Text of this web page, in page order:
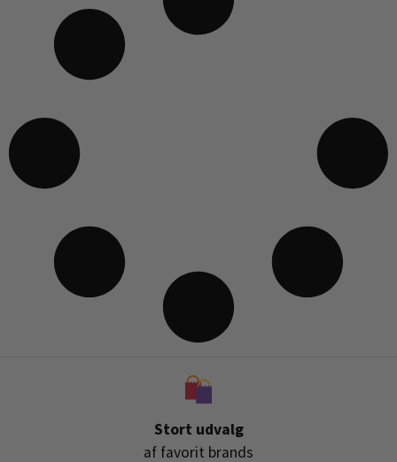
Stort udvalg
af favorit brands